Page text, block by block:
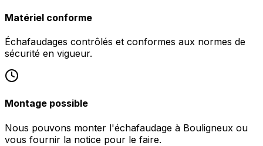
Matériel conforme
Échafaudages contrôlés et conformes aux normes de
sécurité en vigueur.
Montage possible
Nous pouvons monter l'échafaudage à Bouligneux ou
vous fournir la notice pour le faire.